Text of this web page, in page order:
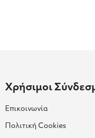
Χρήσιμοι
Επικοινωνία
Πολιτική Cookies